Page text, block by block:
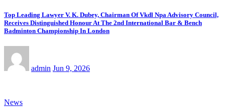
Top Leading Lawyer V. K. Dubey, Chairman Of Vkdl Npa Advisory Council,
Receives Distinguished Honour At The 2nd International Bar & Bench
Badminton Championship In London
admin Jun 9, 2026
News